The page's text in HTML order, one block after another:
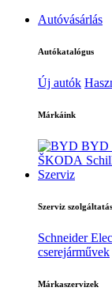
Autóvásárlás
Autókatalógus
Új autók
Márkáink
BYD
ŠKODA
Szerviz
Szerviz
Schneider
cserejárművek
Márkaszervizek